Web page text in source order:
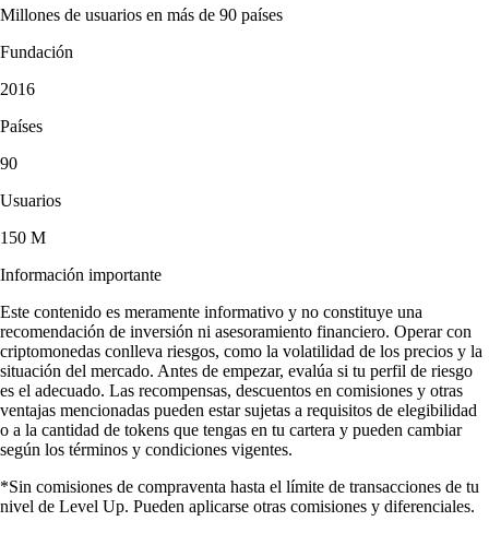
Millones de usuarios en más de 90 países
Fundación
2016
Países
90
Usuarios
150 M
Información importante
Este contenido es meramente informativo y no constituye una
recomendación de inversión ni asesoramiento financiero. Operar con
criptomonedas conlleva riesgos, como la volatilidad de los precios y la
situación del mercado. Antes de empezar, evalúa si tu perfil de riesgo
es el adecuado. Las recompensas, descuentos en comisiones y otras
ventajas mencionadas pueden estar sujetas a requisitos de elegibilidad
o a la cantidad de tokens que tengas en tu cartera y pueden cambiar
según los términos y condiciones vigentes.
*Sin comisiones de compraventa hasta el límite de transacciones de tu
nivel de Level Up. Pueden aplicarse otras comisiones y diferenciales.